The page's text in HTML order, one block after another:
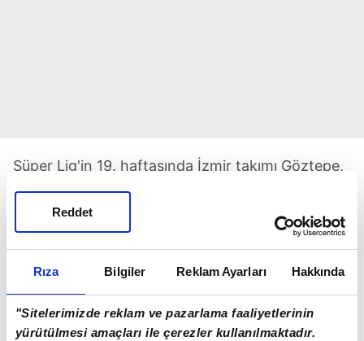
Rıza Bilgiler Reklam Ayarları Hakkında
"Sitelerimizde reklam ve pazarlama faaliyetlerinin
yürütülmesi amaçları ile çerezler kullanılmaktadır.
Reddet
Süper Lig'in 19. haftasında İzmir takımı Göztepe,
sahasında İstanbul ekibi Kasımpaşa'yı konuk
edecek. Gürsel Aksel Stadı'ndaki mücadele bugün
saat 20.00'de başlayacak. Karşılaşmayı hakem